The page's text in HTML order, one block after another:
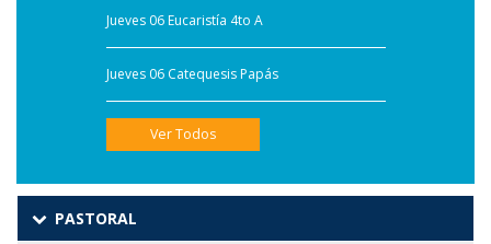
Jueves 06 Eucaristía 4to A
Jueves 06 Catequesis Papás
Ver Todos
PASTORAL